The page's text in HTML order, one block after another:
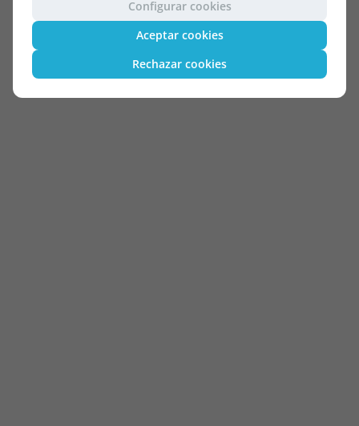
Configurar cookies
Aceptar cookies
Rechazar cookies